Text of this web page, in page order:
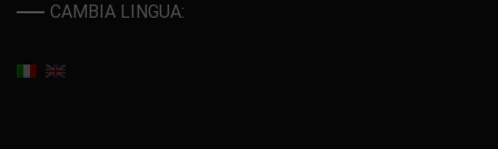
CAMBIA LINGUA: